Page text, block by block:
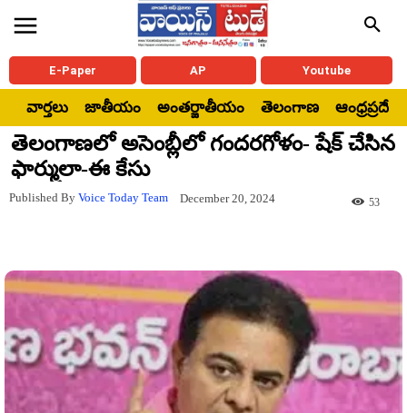
E-Paper AP Youtube
వార్తలు జాతీయం అంతర్జాతీయం తెలంగాణ ఆంధ్రప్రదేశ్
తెలంగాణలో అసెంబ్లీలో గందరగోళం- షేక్ చేసిన
ఫార్ములా-ఈ కేసు
Published By Voice Today Team December 20, 2024 53